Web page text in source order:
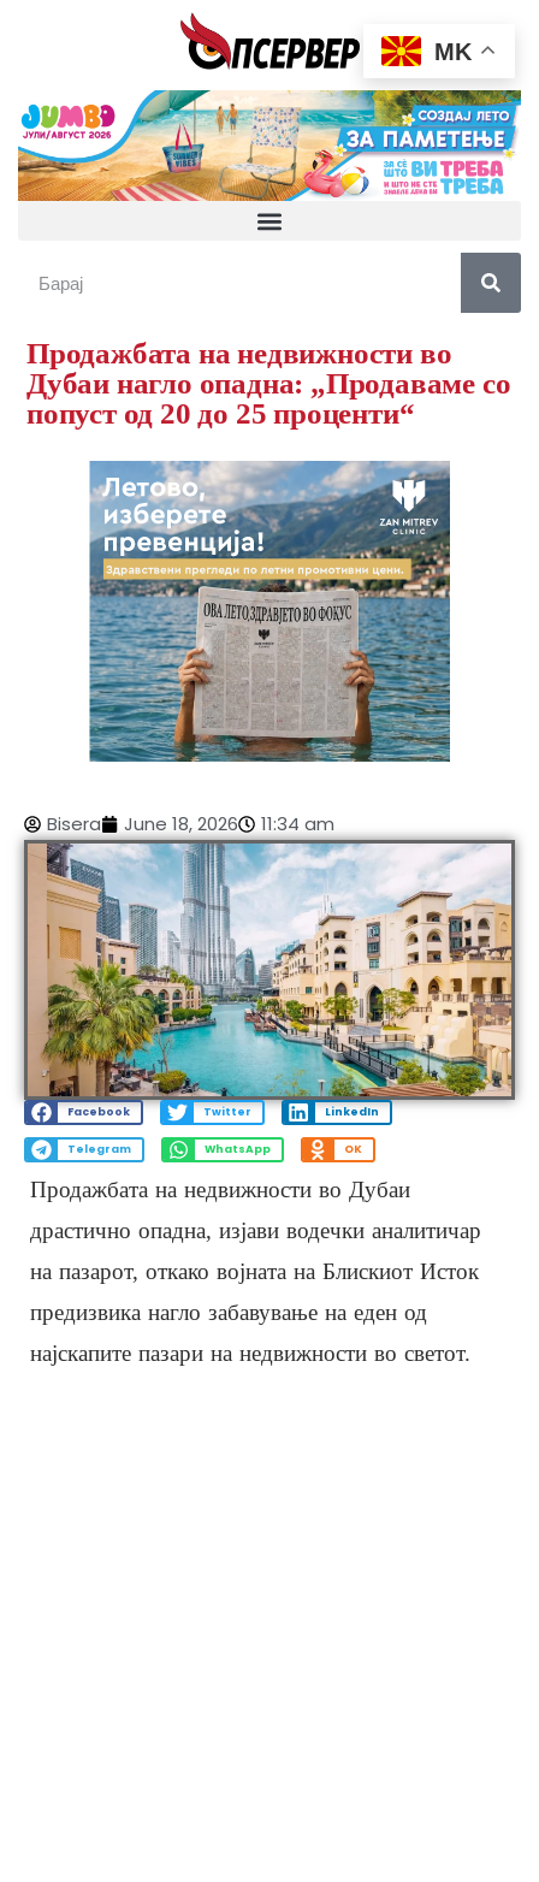
Продажбата на недвижности во
Дубаи нагло опадна: „Продаваме со
попуст од 20 до 25 проценти“
Bisera June 18, 2026 11:34 am
Facebook Twitter LinkedIn
Telegram WhatsApp OK
Продажбата на недвижности во Дубаи
драстично опадна, изјави водечки аналитичар
на пазарот, откако војната на Блискиот Исток
предизвика нагло забавување на еден од
најскапите пазари на недвижности во светот.
MK